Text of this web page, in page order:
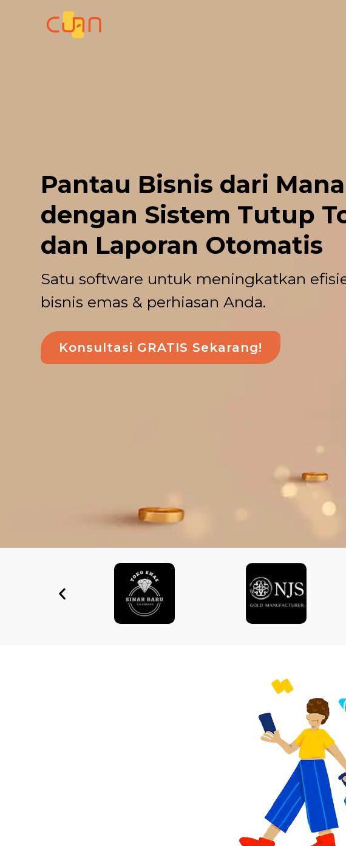
Pantau Bisnis dari Mana
dengan Sistem Tutup
dan Laporan Otomatis
Satu software untuk meningkatkan
bisnis emas & perhiasan Anda.
Konsultasi GRATIS Sekarang!